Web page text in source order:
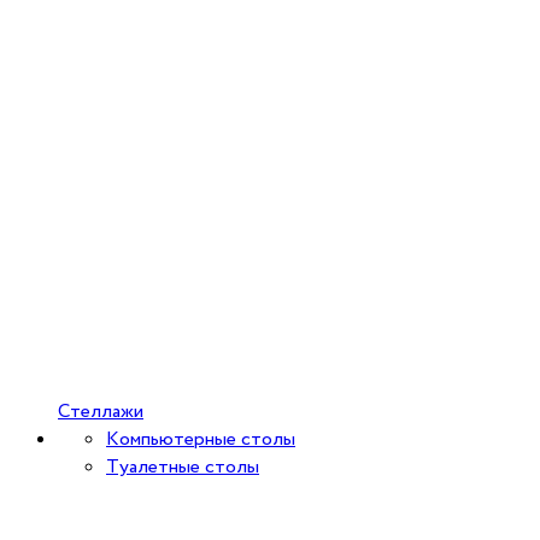
Стеллажи
Компьютерные столы
Туалетные столы